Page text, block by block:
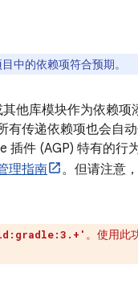
中的依赖项符合预期。
他库模块作为依赖项
有传递依赖项也会自
插件 (AGP) 特有的行
理指南
。但请注意
。使用此